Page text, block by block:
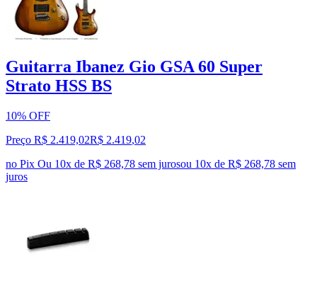
Guitarra Ibanez Gio GSA 60 Super
Strato HSS BS
10% OFF
Preço R$ 2.419,02R$ 2.419,02
no Pix Ou 10x de R$ 268,78 sem jurosou 10x de R$ 268,78 sem
juros